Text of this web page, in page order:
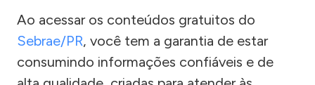
Ao acessar os conteúdos gratuitos do
Sebrae/PR, você tem a garantia de estar
consumindo informações confiáveis e de